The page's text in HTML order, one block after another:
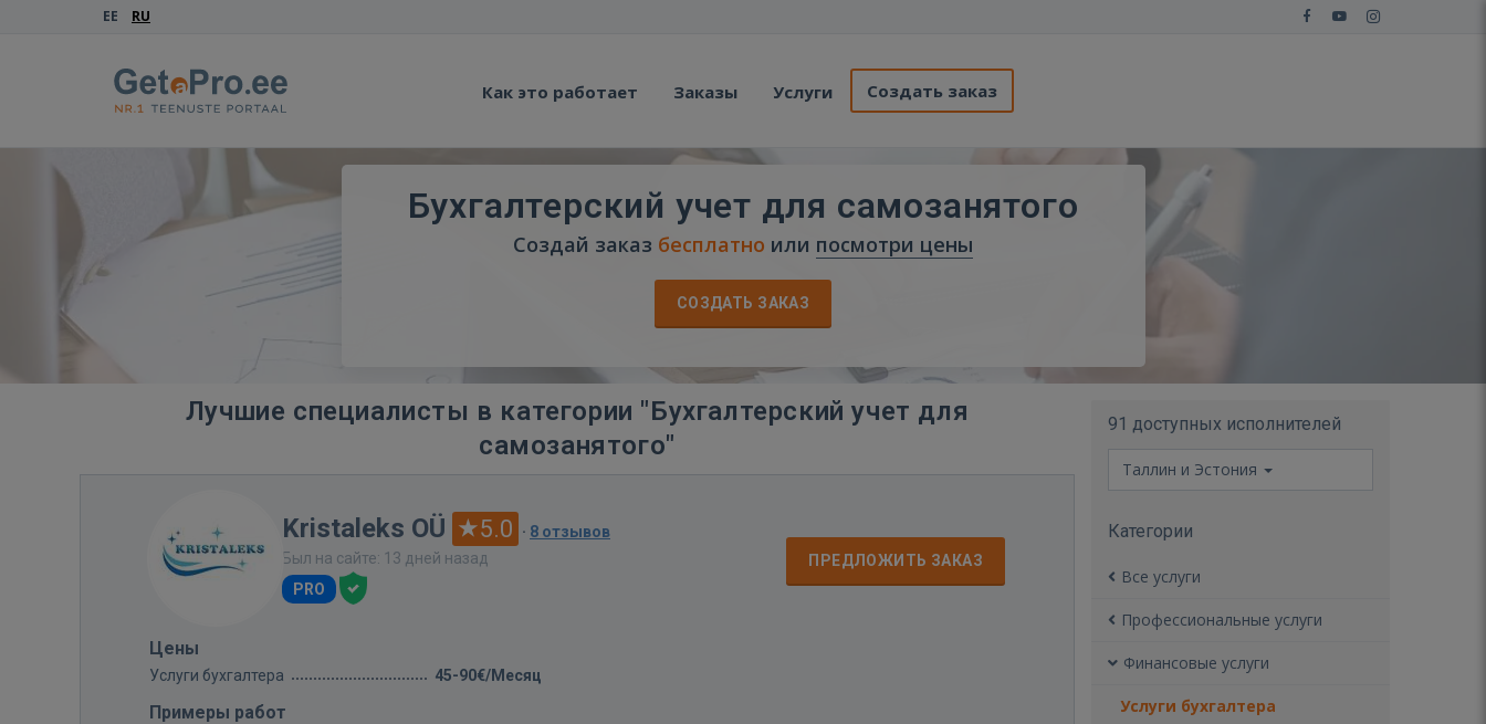
EE RU
Как это работает Заказы Услуги Создать заказ
Бухгалтерский учет для самозанятого
Создай заказ бесплатно или посмотри цены
СОЗДАТЬ ЗАКАЗ
Лучшие специалисты в категории "Бухгалтерский учет для
самозанятого"
Kristaleks OÜ 5.0 · 8 отзывов
Был на сайте: 13 дней назад
PRO
ПРЕДЛОЖИТЬ ЗАКАЗ
Цены
Услуги бухгалтера 45-90€/Месяц
Примеры работ
91 доступных исполнителей
Таллин и Эстония
Категории
Все услуги
Профессиональные услуги
Финансовые услуги
Услуги бухгалтера